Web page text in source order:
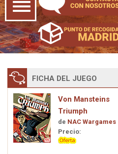
FICHA DEL JUEGO
Von Mansteins
Triumph
de NAC Wargames
Precio: